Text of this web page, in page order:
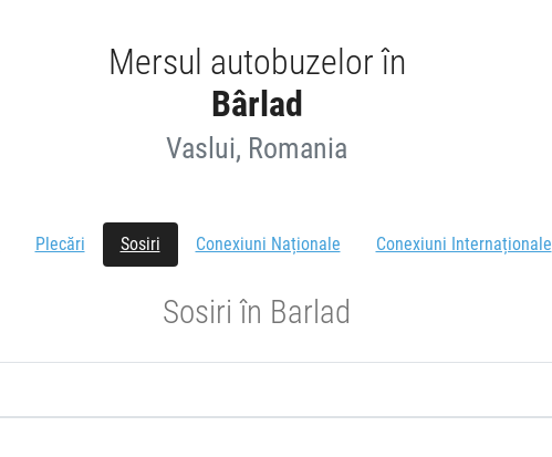
Mersul autobuzelor în
Bârlad
Vaslui, Romania
Plecări Sosiri Conexiuni Naționale Conexiuni Internaționale
Sosiri în Barlad